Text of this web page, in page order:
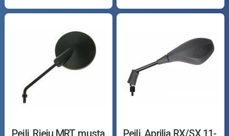
Peili, Rieju MRT, musta
Peili, Aprilia RX/SX 11-,